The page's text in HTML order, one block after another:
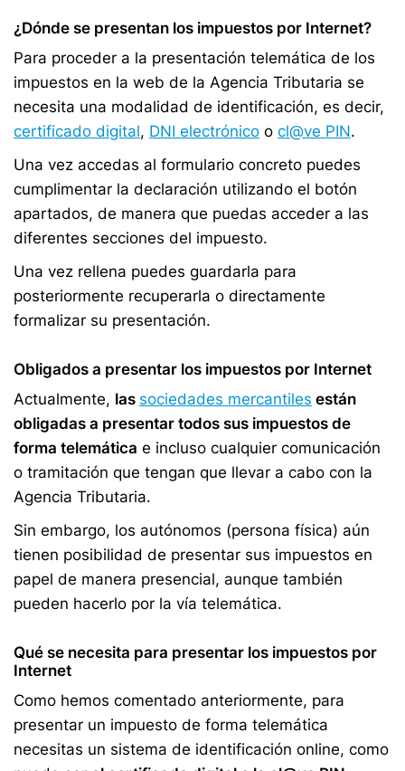
¿Dónde se presentan los impuestos por Internet?
Para proceder a la presentación telemática de los
impuestos en la web de la Agencia Tributaria se
necesita una modalidad de identificación, es decir,
certificado digital, DNI electrónico o cl@ve PIN.
Una vez accedas al formulario concreto puedes
cumplimentar la declaración utilizando el botón
apartados, de manera que puedas acceder a las
diferentes secciones del impuesto.
Una vez rellena puedes guardarla para
posteriormente recuperarla o directamente
formalizar su presentación.
Obligados a presentar los impuestos por Internet
Actualmente, las sociedades mercantiles están
obligadas a presentar todos sus impuestos de
forma telemática e incluso cualquier comunicación
o tramitación que tengan que llevar a cabo con la
Agencia Tributaria.
Sin embargo, los autónomos (persona física) aún
tienen posibilidad de presentar sus impuestos en
papel de manera presencial, aunque también
pueden hacerlo por la vía telemática.
Qué se necesita para presentar los impuestos por
Internet
Como hemos comentado anteriormente, para
presentar un impuesto de forma telemática
necesitas un sistema de identificación online, como